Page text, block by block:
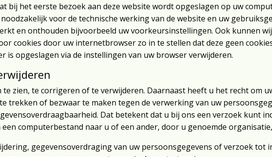
bij het eerste bezoek aan deze website wordt opgeslagen op uw
voor de technische werking van de website en uw
en onthouden bijvoorbeeld uw voorkeursinstellingen. Ook kunnen
cookies door uw internetbrowser zo in te stellen dat deze geen
is opgeslagen via de instellingen van uw browser verwijderen.
zien, te corrigeren of te verwijderen. Daarnaast heeft u het recht om
trekken of bezwaar te maken tegen de verwerking van uw
Dat betekent dat u bij ons een verzoek kunt
computerbestand naar u of een ander, door u genoemde
gegevensoverdraging van uw persoonsgegevens of verzoek tot